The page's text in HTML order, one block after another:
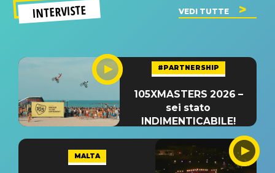
INTERVISTE VEDI TUTTE
#PARTNERSHIP
105XMASTERS 2026 –
sei stato
INDIMENTICABILE!
MALTA